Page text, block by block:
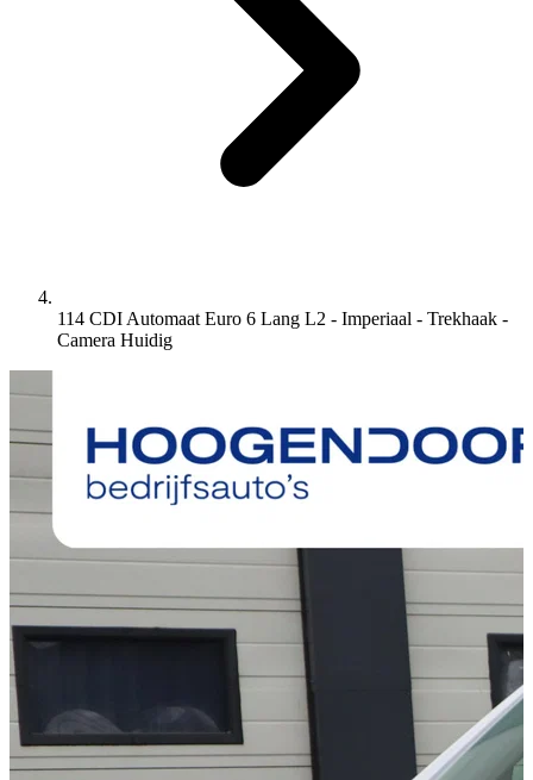
114 CDI Automaat Euro 6 Lang L2 - Imperiaal - Trekhaak -
Camera Huidig